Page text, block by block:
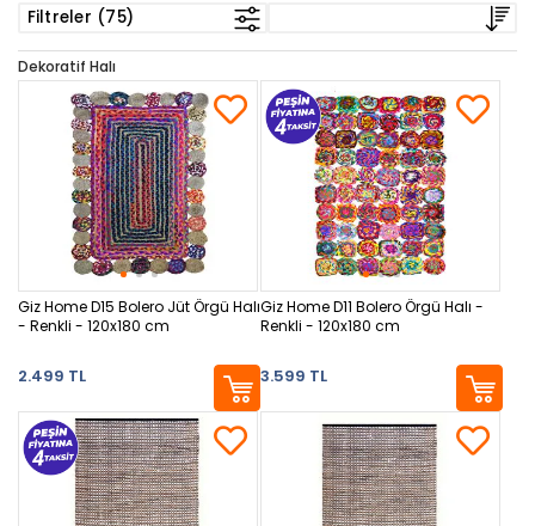
Filtreler (75)
Dekoratif Halı
Giz Home D15 Bolero Jüt Örgü Halı
- Renkli - 120x180 cm
2.499 TL
Giz Home D11 Bolero Örgü Halı -
Renkli - 120x180 cm
3.599 TL